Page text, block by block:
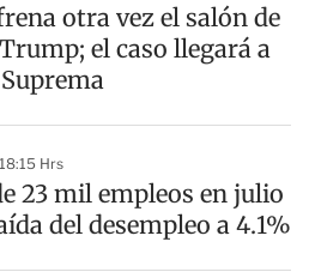
otra vez el salón de
el caso llegará a
Hrs
23 mil empleos en julio
del desempleo a 4.1%